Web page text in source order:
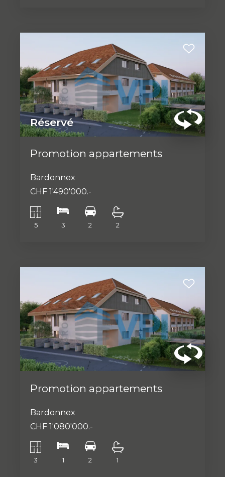
Réservé
Promotion appartements
Bardonnex
CHF 1'490'000.-
5 3 2 2
Promotion appartements
Bardonnex
CHF 1'080'000.-
3 1 2 1